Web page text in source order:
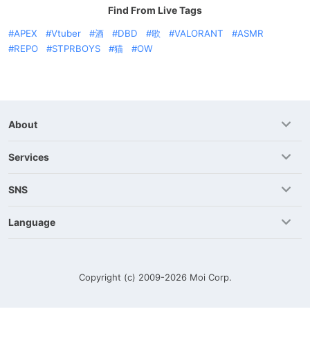
Find From Live Tags
APEX Vtuber 酒 DBD 歌 VALORANT
ASMR
REPO
STPRBOYS 猫 OW
About
Services
SNS
Language
Copyright (c) 2009-2026 Moi Corp.